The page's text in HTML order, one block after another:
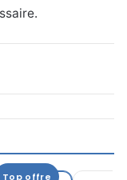
Top offre